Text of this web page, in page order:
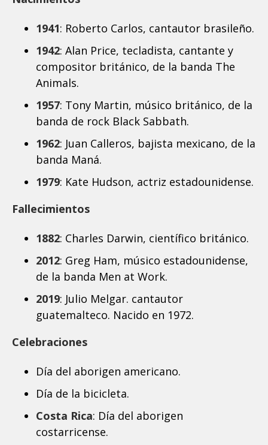
1941: Roberto Carlos, cantautor brasileño.
1942: Alan Price, tecladista, cantante y
compositor británico, de la banda The
Animals.
1957: Tony Martin, músico británico, de la
banda de rock Black Sabbath.
1962: Juan Calleros, bajista mexicano, de la
banda Maná.
1979: Kate Hudson, actriz estadounidense.
Fallecimientos
1882: Charles Darwin, científico británico.
2012: Greg Ham, músico estadounidense,
de la banda Men at Work.
2019: Julio Melgar. cantautor
guatemalteco. Nacido en 1972.
Celebraciones
Día del aborigen americano.
Día de la bicicleta.
Costa Rica: Día del aborigen
costarricense.